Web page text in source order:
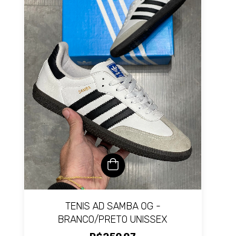
TENIS AD SAMBA OG -
BRANCO/PRETO UNISSEX